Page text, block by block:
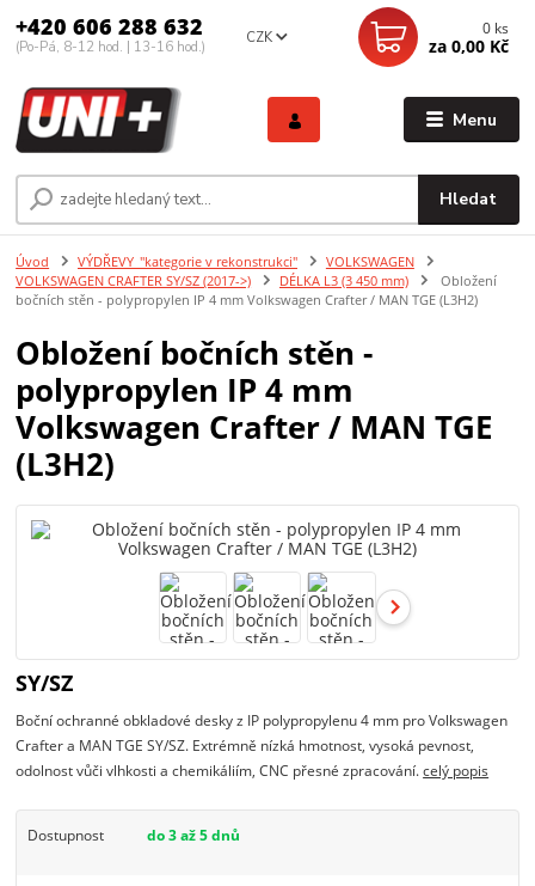
Menu
CZK
Hledat
+420 606 288 632
(Po-Pá, 8-12 hod. | 13-16 hod.)
0 ks
za 0,00 Kč
Úvod VÝDŘEVY_"kategorie v rekonstrukci"
VOLKSWAGEN
VOLKSWAGEN CRAFTER SY/SZ (2017->)
DÉLKA L3 (3 450 mm)
Obložení
bočních stěn - polypropylen IP 4 mm Volkswagen Crafter / MAN TGE (L3H2)
Obložení bočních stěn -
polypropylen IP 4 mm
Volkswagen Crafter / MAN TGE
(L3H2)
SY/SZ
Boční ochranné obkladové desky z IP polypropylenu 4 mm pro Volkswagen
Crafter a MAN TGE SY/SZ. Extrémně nízká hmotnost, vysoká pevnost,
odolnost vůči vlhkosti a chemikáliím, CNC přesné zpracování.celý popis
Dostupnost do 3 až 5 dnů